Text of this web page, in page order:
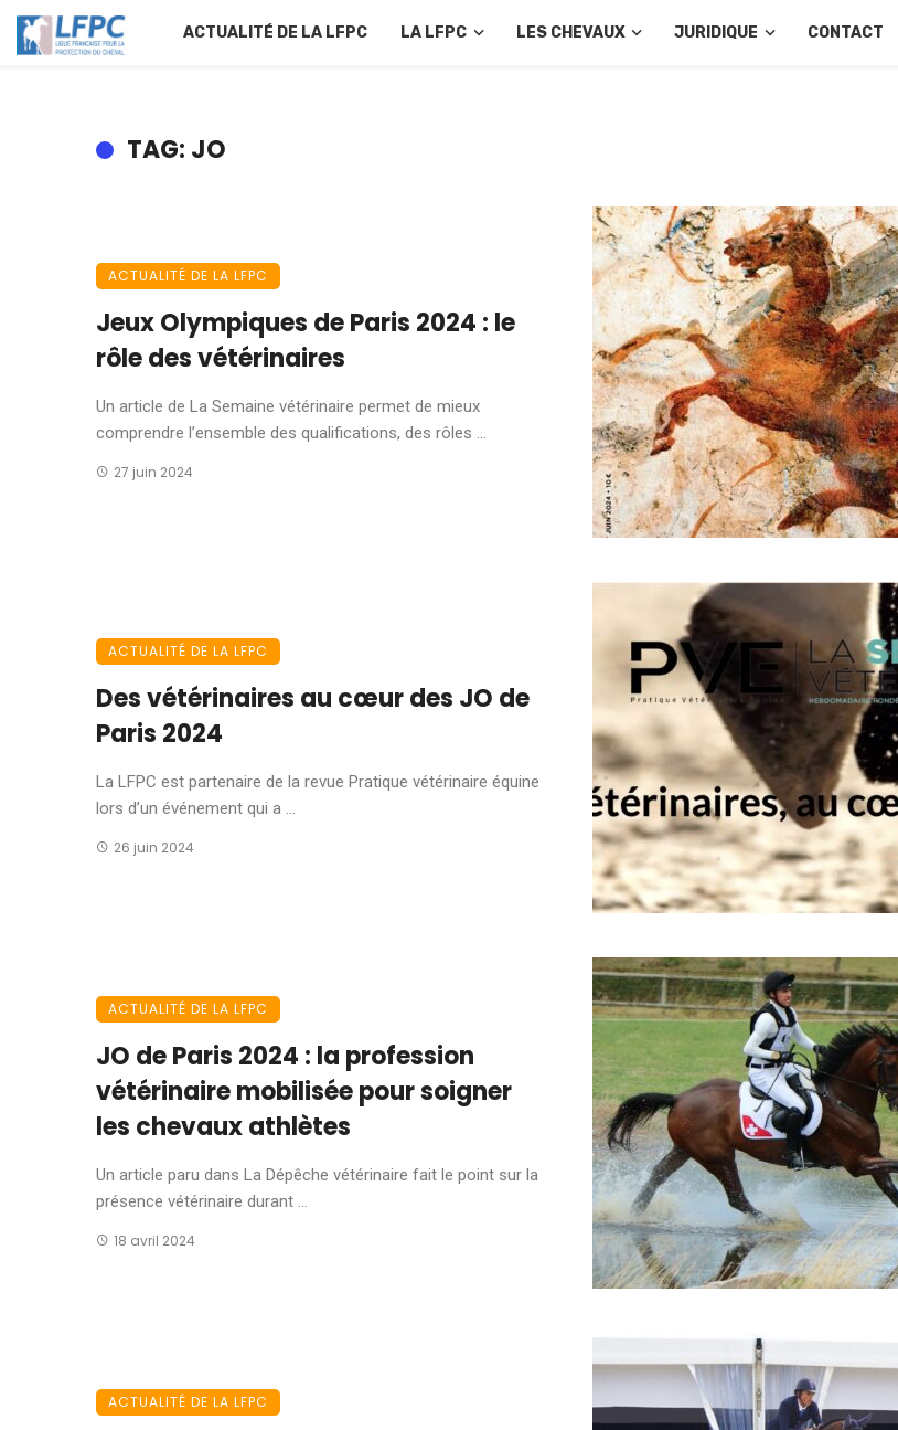
ACTUALITÉ DE LA LFPC LA LFPC LES CHEVAUX JURIDIQUE CONTACT
TAG: JO
ACTUALITÉ DE LA LFPC
Jeux Olympiques de Paris 2024 : le
rôle des vétérinaires
Un article de La Semaine vétérinaire permet de mieux
comprendre l’ensemble des qualifications, des rôles ...
27 juin 2024
ACTUALITÉ DE LA LFPC
Des vétérinaires au cœur des JO de
Paris 2024
La LFPC est partenaire de la revue Pratique vétérinaire équine
lors d’un événement qui a ...
26 juin 2024
ACTUALITÉ DE LA LFPC
JO de Paris 2024 : la profession
vétérinaire mobilisée pour soigner
les chevaux athlètes
Un article paru dans La Dépêche vétérinaire fait le point sur la
présence vétérinaire durant ...
18 avril 2024
ACTUALITÉ DE LA LFPC